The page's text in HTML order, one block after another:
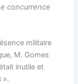
concurrence
militaire
M. Gomes
inutile et
».